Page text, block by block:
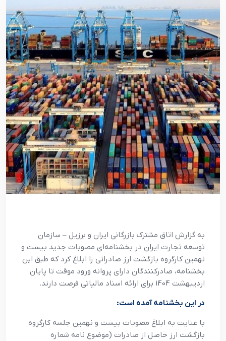
به گزارش اتاق مشترک بازرگانی ایران و برزیل – سازمان
توسعه تجارت ایران در بخشنامه‌ای مصوبات جدید بیست و
نهمین کارگروه بازگشت ارز صادراتی را ابلاغ کرد که طبق این
بخشنامه، صادرکنندگان دارای پروانه ورود موقت تا پایان
اردیبهشت 1404 برای ارائه اسناد مالیاتی فرصت دارند.
در این بخشنامه آمده است:
با عنایت به ابلاغ مصوبات بیست و نهمین جلسه کارگروه
بازگشت ارز حاصل از صادرات (موضوع نامه شماره